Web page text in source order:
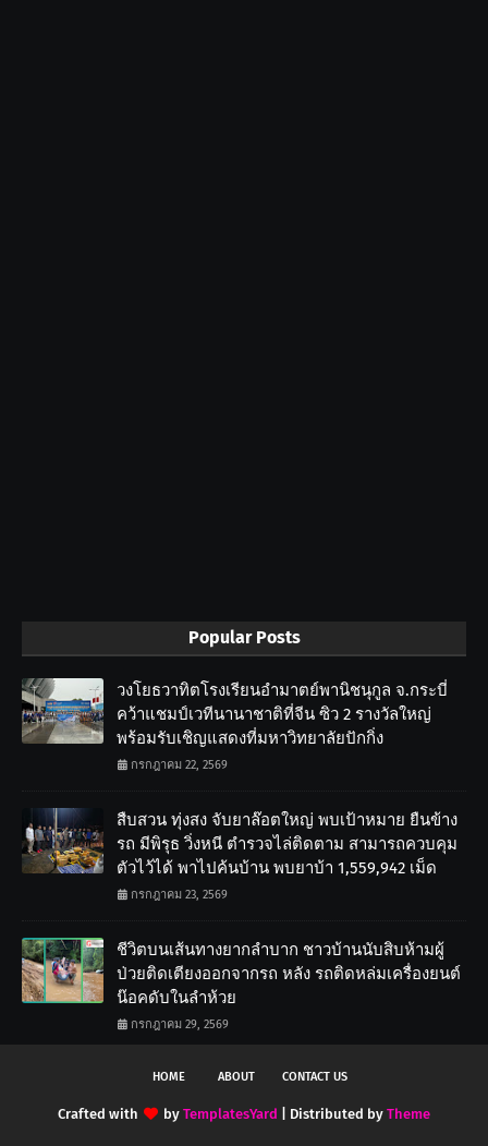
Popular Posts
วงโยธวาทิตโรงเรียนอำมาตย์พานิชนุกูล จ.กระบี่
คว้าแชมป์เวทีนานาชาติที่จีน ซิว 2 รางวัลใหญ่
พร้อมรับเชิญแสดงที่มหาวิทยาลัยปักกิ่ง
กรกฎาคม 22, 2569
สืบสวน ทุ่งสง จับยาล๊อตใหญ่ พบเป้าหมาย ยืนข้าง
รถ มีพิรุธ วิ่งหนี ตำรวจไล่ติดตาม สามารถควบคุม
ตัวไว้ได้ พาไปค้นบ้าน พบยาบ้า 1,559,942 เม็ด
กรกฎาคม 23, 2569
ชีวิตบนเส้นทางยากลำบาก ชาวบ้านนับสิบห้ามผู้
ป่วยติดเตียงออกจากรถ หลัง รถติดหล่มเครื่องยนต์
น๊อคดับในลำห้วย
กรกฎาคม 29, 2569
HOME ABOUT CONTACT US
Crafted with by TemplatesYard | Distributed by Theme